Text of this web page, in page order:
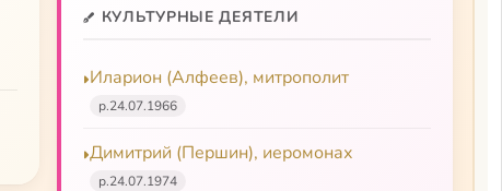
КУЛЬТУРНЫЕ ДЕЯТЕЛИ
Иларион (Алфеев), митрополит
р.24.07.1966
Димитрий (Першин), иеромонах
р.24.07.1974